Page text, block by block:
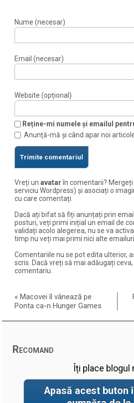
Nume (necesar)
Email (necesar)
Website (opțional)
Reține-mi numele și emailul
Anunță-mă și când apar noi
Vreți unavatarîn comentarii? Mergeți
serviciu Wordpress) și asociați o
cu care comentați.
Dacă ați bifat să fiți anunțați prin
posturi, veți primi inițial un email de
validați acolo alegerea, nu se va
timp nu veți mai primi nici alte emailuri
Comentariile nu se pot edita ulterior,
scris. Dacă vreți să mai adăugați
comentariu.
«Macovei îl vânează pe
Ponta ca-n Hunger Games
Recomand
Îți place blogul
Apasă acest buton